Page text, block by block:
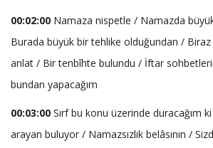
00:02:00 Namaza nispetle / Namazda
Burada büyük bir tehlike olduğundan /
anlat / Bir tenbîhte bulundu / İftar
bundan yapacağım
00:03:00 Sırf bu konu üzerinde duracağım
arayan buluyor / Namazsızlık belâsının /